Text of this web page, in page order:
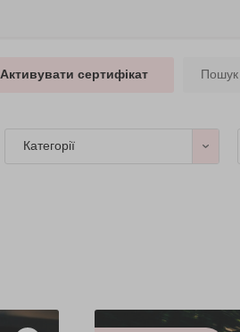
Активувати сертифікат
Категорії